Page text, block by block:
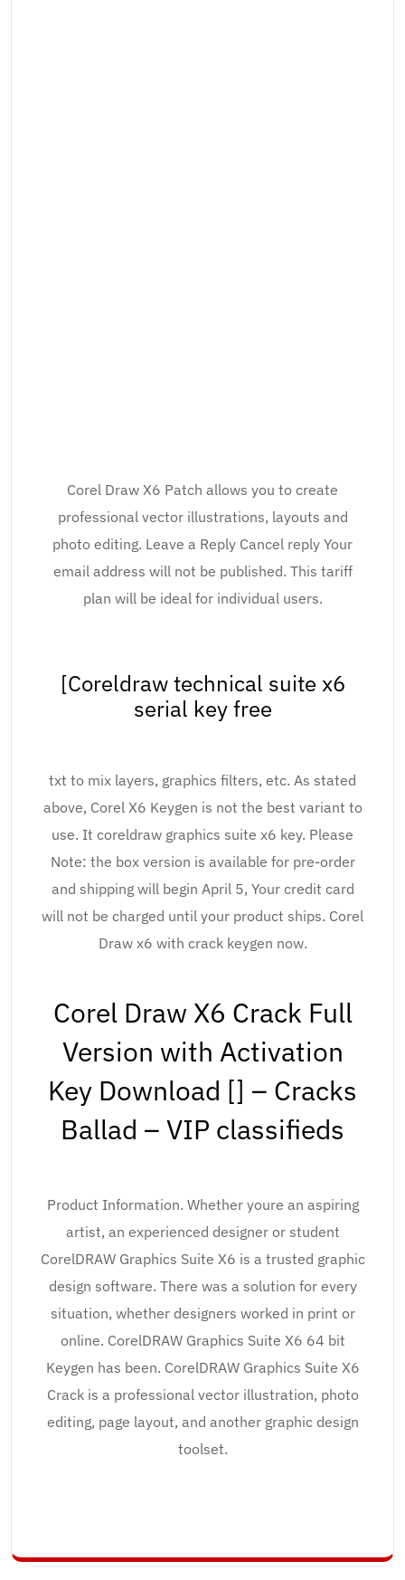
Corel Draw X6 Patch allows you to create
professional vector illustrations, layouts and
photo editing. Leave a Reply Cancel reply Your
email address will not be published. This tariff
plan will be ideal for individual users.
[Coreldraw technical suite x6
serial key free
txt to mix layers, graphics filters, etc. As stated
above, Corel X6 Keygen is not the best variant to
use. It coreldraw graphics suite x6 key. Please
Note: the box version is available for pre-order
and shipping will begin April 5, Your credit card
will not be charged until your product ships. Corel
Draw x6 with crack keygen now.
Corel Draw X6 Crack Full
Version with Activation
Key Download [] – Cracks
Ballad – VIP classifieds
Product Information. Whether youre an aspiring
artist, an experienced designer or student
CorelDRAW Graphics Suite X6 is a trusted graphic
design software. There was a solution for every
situation, whether designers worked in print or
online. CorelDRAW Graphics Suite X6 64 bit
Keygen has been. CorelDRAW Graphics Suite X6
Crack is a professional vector illustration, photo
editing, page layout, and another graphic design
toolset.